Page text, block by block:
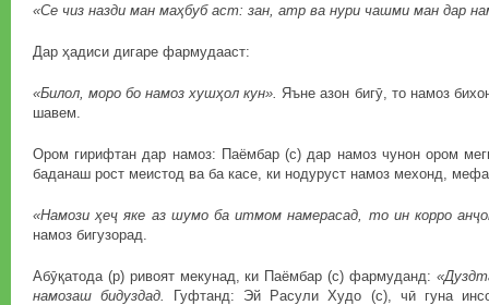
«Се чиз назди ман маҳбуб аст: зан, атр ва нури чашми ман дар
Дар ҳадиси дигаре фармудааст:
«Билол, моро бо намоз хушҳол кун». Яъне азон бигӯ, то намоз
шавем.
Ором гирифтан дар намоз: Паёмбар (с) дар намоз чунон ором
баданаш рост меистод ва ба касе, ки нодуруст намоз мехонд,
«Намози ҳеҷ яке аз шумо ба итмом намерасад, то ин корро
намоз бигузорад.
Абӯқатода (р) ривоят мекунад, ки Паёмбар (с) фармуданд:
намозаш бидуздад.
Гуфтанд: Эй Расули Худо (с), чӣ гуна